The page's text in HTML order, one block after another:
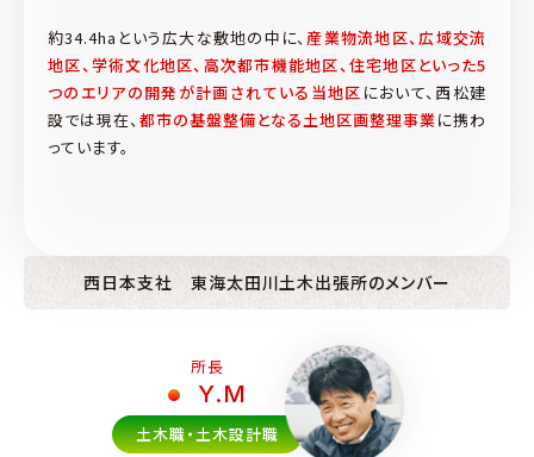
約34.4haという広大な敷地の中に、 産業物流地区、広域交流
地区、学術文化地区、高次都市機能地区、住宅地区といった5
つのエリアの開発が計画されている当地区 において、西松建
設では現在、都市の基盤整備となる土地区画整理事業に携わ
っています。
西日本支社 東海太田川土木出張所のメンバー
所長
Y.M
土木職・土木設計職